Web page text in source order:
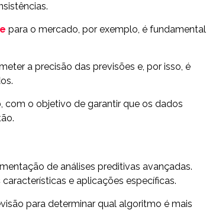
para o mercado, por exemplo, é fundamental
a precisão das previsões e, por isso, é
com o objetivo de garantir que os dados
de análises preditivas avançadas.
e aplicações específicas.
para determinar qual algoritmo é mais